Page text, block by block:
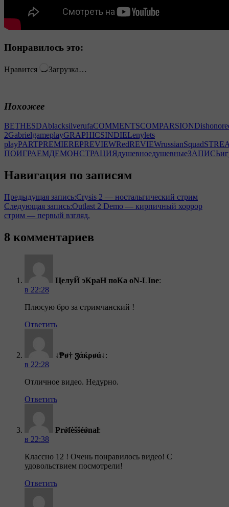
Понравилось это:
Нравится Загрузка…
Похожее
BETHESDAblacksilverufaCOMMENTSCOMPARSION
2GabrielgameplayGRAPHICSINDIELenylets
playPARTPREMIEREPREVIEWRedREVIEWrussianSquad
ПОИГРАЕМДЕМОНСТРАЦИЯдушевноедушевныеЗАПИСЬ
Навигация по записям
Предыдущая запись:Crysis 2 — ностальгический стрим
Следующая запись:Outlast 2 Demo — кирпичный хоррор
стрим — первый взгляд.
8 комментариев
ЦелуЙ эКраН поКа oN-LIne:
в 22:28
Плюсую бро за стримчанский !
Ответить
↓₱ø† ჳάќρøú↓:
в 22:28
Отличное видео. Недурно.
Ответить
Prǿfėššéǿnał:
в 22:38
Классно 12 ! Очень понравилось видео! С
удовольствием посмотрели!
Ответить